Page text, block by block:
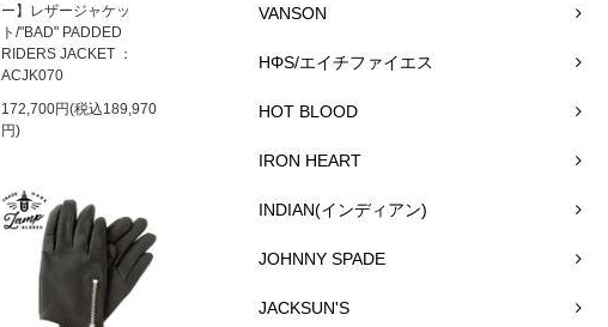
VANSON
HΦS/エイチファイエス
HOT BLOOD
IRON HEART
INDIAN(インディアン)
JOHNNY SPADE
JACKSUN'S
ー】レザージャケッ
ト/"BAD" PADDED
RIDERS JACKET ：
ACJK070
172,700円(税込189,970
円)